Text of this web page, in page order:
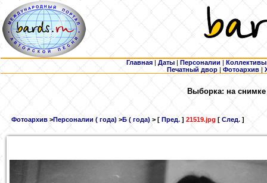
Главная | Даты | Персоналии | Коллективы
Печатный двор |Фотоархив |
Выборка: на
Фотоархив >Персоналии ( года) >Б ( года) > [ Пред. ] 21519.jpg [ След. ]